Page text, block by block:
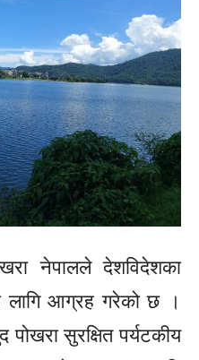
नेपालले देशविदेशका
लागि आग्रह गरेको छ ।
सुरक्षित पर्यटकीय